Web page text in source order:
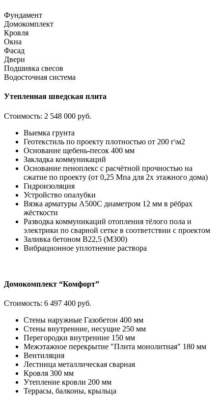
Фундамент
Домокомплект
Кровля
Окна
Фасад
Двери
Подшивка свесов
Водосточная система
Утепленная шведская плита
Стоимость: 2 548 000 руб.
Выемка грунта
Геотекстиль по проекту плотностью от 200 г\м2
Основание щебень-песок 400 мм
Закладка коммуникаций
Основание пеноплекс с расчётной прочностью на
сжатие по проекту (от 0,25 Мпа для 2х этажного дома)
Гидроизоляция
Устройство опалубки
Вязка арматуры А500С диаметром 12 мм в рёбрах
жёсткости
Разводка коммуникаций отопления тёлого пола и
электрики по сварной сетке в соответствии с проектом
Заливка бетоном В22,5 (М300)
Вибрационное уплотнение раствора
Домокомплект “Комфорт”
Стоимость: 6 497 400 руб.
Стены наружные Газобетон 400 мм
Стены внутренние, несущие 250 мм
Перегородки внутренние 150 мм
Межэтажное перекрытие "Плита монолитная" 180 мм
Вентиляция
Лестница металлическая сварная
Кровля 300 мм
Утепление кровли 200 мм
Террасы, балконы, крыльца